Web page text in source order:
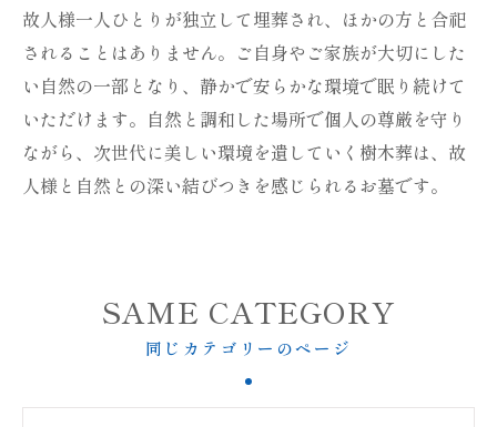
故人様一人ひとりが独立して埋葬され、ほかの方と合祀
されることはありません。ご自身やご家族が大切にした
い自然の一部となり、静かで安らかな環境で眠り続けて
いただけます。自然と調和した場所で個人の尊厳を守り
ながら、次世代に美しい環境を遺していく樹木葬は、故
人様と自然との深い結びつきを感じられるお墓です。
同じカテゴリーのページ
SAME CATEGORY